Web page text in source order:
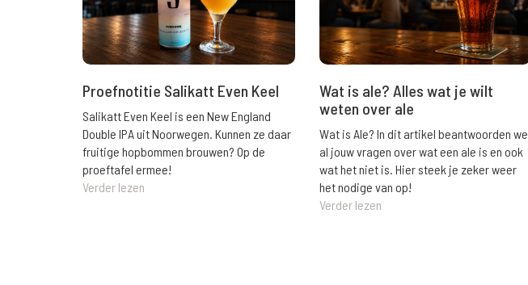
Proefnotitie Salikatt Even Keel
Salikatt Even Keel is een New England
Double IPA uit Noorwegen. Kunnen ze daar
fruitige hopbommen brouwen? Op de
proeftafel ermee!
Verder lezen
Wat is ale? Alles wat je wilt
weten over ale
Wat is Ale? In dit artikel beantwoorden we
al jouw vragen over wat een ale is en ook
wat het niet is. Hier steek je zeker weer
het nodige van op!
Verder lezen